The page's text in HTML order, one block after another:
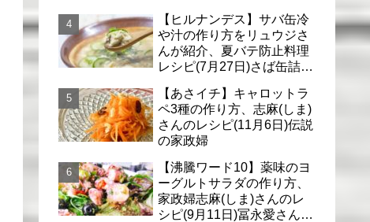
【ヒルナンデス】サバ缶冷
や汁の作り方をリュウジさ
んが紹介、夏バテ防止料理
レシピ(7月27日)さば缶詰で
【あさイチ】キャロットラ
ペ3種の作り方、志麻(しま)
さんのレシピ(11月6日)伝説
の家政婦
【沸騰ワード10】薬味のヨ
ーグルトサラダの作り方、
家政婦志麻(しま)さんのレ
シピ(9月11日)冨永愛さん＆